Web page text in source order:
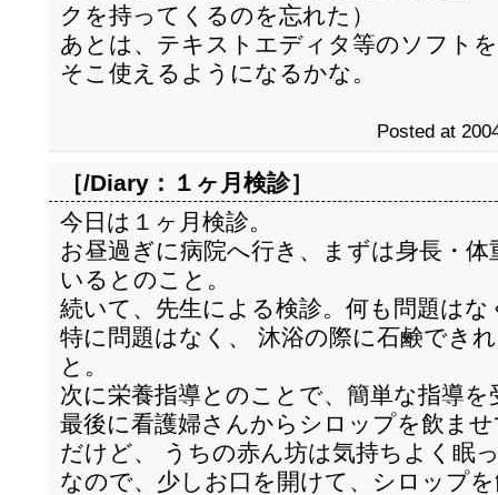
クを持ってくるのを忘れた）
あとは、テキストエディタ等のソフト
そこ使えるようになるかな。
Posted at
［/Diary： １ヶ月検診］
今日は１ヶ月検診。
お昼過ぎに病院へ行き、まずは身長・
いるとのこと。
続いて、先生による検診。何も問題は
特に問題はなく、 沐浴の際に石鹸でき
と。
次に栄養指導とのことで、簡単な指導を
最後に看護婦さんからシロップを飲ま
だけど、 うちの赤ん坊は気持ちよく眠
なので、少しお口を開けて、シロップ